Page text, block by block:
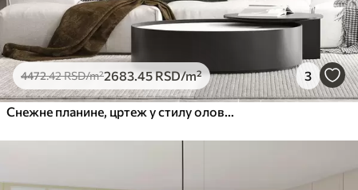
4472.42RSD/m²2683 .45RSD/m² 3